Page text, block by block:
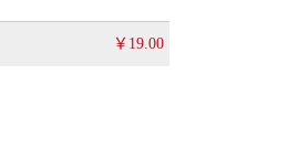
￥19.00